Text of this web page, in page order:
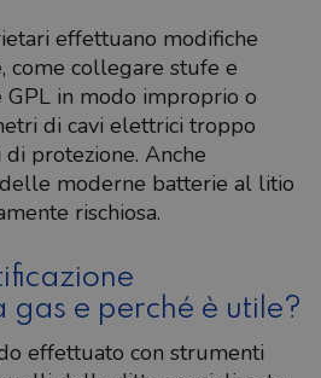
effettuano modifiche
come collegare stufe e
in modo improprio o
di cavi elettrici troppo
protezione. Anche
moderne batterie al litio
rischiosa.
gas e perché è utile?
effettuato con strumenti